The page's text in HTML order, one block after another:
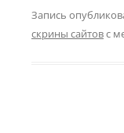
Запись
скрины сайтовс